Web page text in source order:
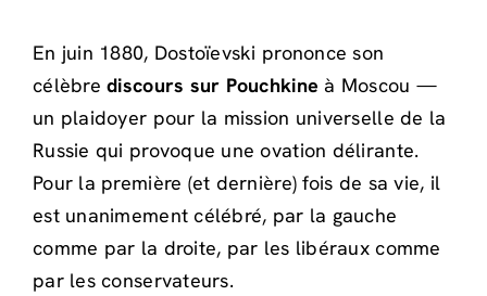
En juin 1880, Dostoïevski prononce son
célèbrediscours sur Pouchkine à Moscou —
un plaidoyer pour la mission universelle de la
Russie qui provoque une ovation délirante.
Pour la première (et dernière) fois de sa vie, il
est unanimement célébré, par la gauche
comme par la droite, par les libéraux comme
par les conservateurs.